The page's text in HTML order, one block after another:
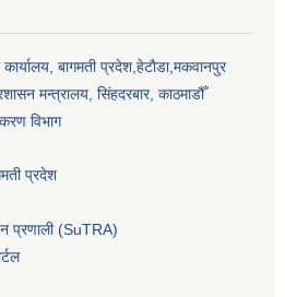
कार्यालय, बागमती प्रदेश,हेटाैडा,मकवानपुर
मन्त्रालय, सिंहदरबार, काठमाडौँ
विभाग
प्रदेश
प्रणाली (SuTRA)